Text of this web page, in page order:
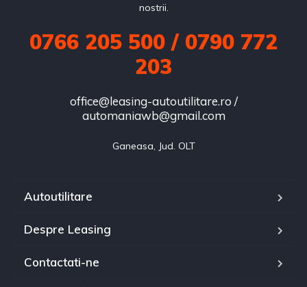
nostrii.
0766 205 500 / 0790 772
203
office@leasing-autoutilitare.ro /
automaniawb@gmail.com
Ganeasa, Jud. OLT
Autoutilitare
Despre Leasing
Contactati-ne